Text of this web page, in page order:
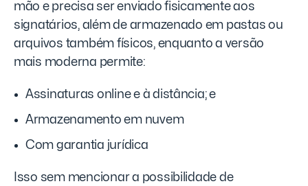
mão e precisa ser enviado fisicamente aos
signatários, além de armazenado em pastas ou
arquivos também físicos, enquanto a versão
mais moderna permite:
Assinaturas online e à distância; e
Armazenamento em nuvem
Com garantia jurídica
Isso sem mencionar a possibilidade de